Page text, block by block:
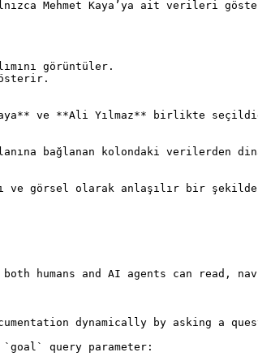
Mehmet Kaya’ya ait verileri
görüntüler.
ve **Ali Yılmaz** birlikte
bağlanan kolondaki verilerden
ve görsel olarak anlaşılır bir
humans and AI agents can read,
dynamically by asking a
query parameter: